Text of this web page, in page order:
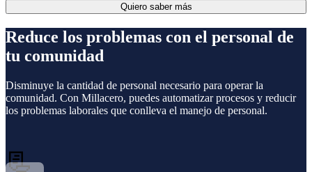
Quiero saber más
Reduce los problemas con el personal de
tu comunidad
Disminuye la cantidad de personal necesario para operar la
comunidad. Con Millacero, puedes automatizar procesos y reducir
los problemas laborales que conlleva el manejo de personal.
📃